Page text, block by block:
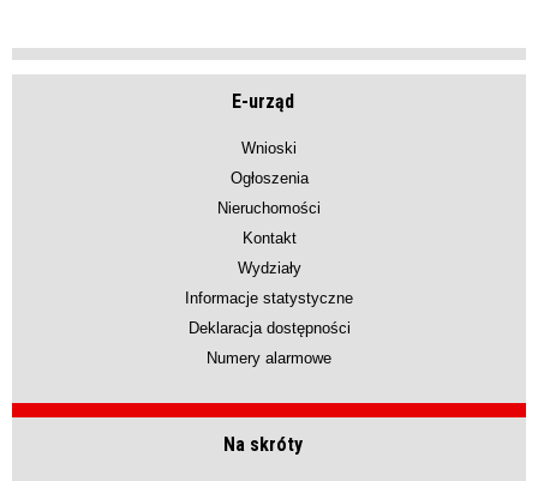
E-urząd
Wnioski
Ogłoszenia
Nieruchomości
Kontakt
Wydziały
Informacje statystyczne
Deklaracja dostępności
Numery alarmowe
Na skróty